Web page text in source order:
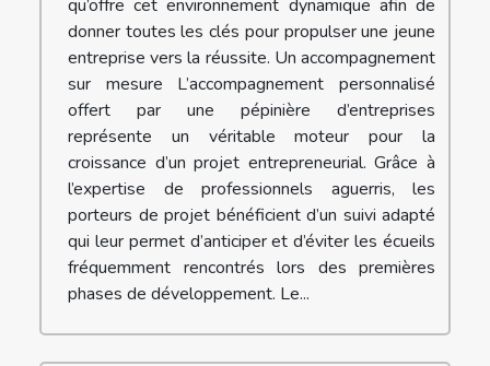
qu’offre cet environnement dynamique afin de
donner toutes les clés pour propulser une jeune
entreprise vers la réussite. Un accompagnement
sur mesure L’accompagnement personnalisé
offert par une pépinière d’entreprises
représente un véritable moteur pour la
croissance d’un projet entrepreneurial. Grâce à
l’expertise de professionnels aguerris, les
porteurs de projet bénéficient d’un suivi adapté
qui leur permet d’anticiper et d’éviter les écueils
fréquemment rencontrés lors des premières
phases de développement. Le...